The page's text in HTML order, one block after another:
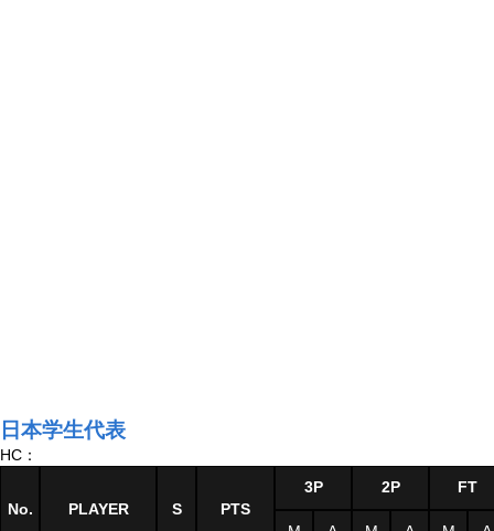
日本学生代表
HC：
No. PLAYER S PTS
3P 2P FT